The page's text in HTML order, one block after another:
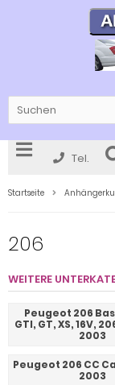
Tel.
Startseite
206
WEITERE
Peugeot 206
GTI, GT, XS, 16V,
2003
Peugeot 206 CC
2003